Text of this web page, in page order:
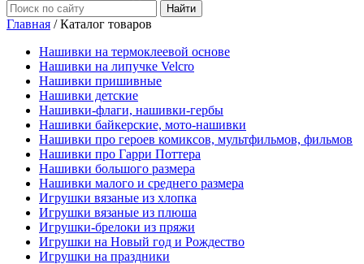
Главная /Каталог товаров
Нашивки на термоклеевой основе
Нашивки на липучке Velcro
Нашивки пришивные
Нашивки детские
Нашивки-флаги, нашивки-гербы
Нашивки байкерские, мото-нашивки
Нашивки про героев комиксов, мультфильмов, фильмов
Нашивки про Гарри Поттера
Нашивки большого размера
Нашивки малого и среднего размера
Игрушки вязаные из хлопка
Игрушки вязаные из плюша
Игрушки-брелоки из пряжи
Игрушки на Новый год и Рождество
Игрушки на праздники